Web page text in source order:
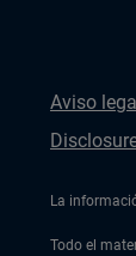
Aviso
La
Todo el